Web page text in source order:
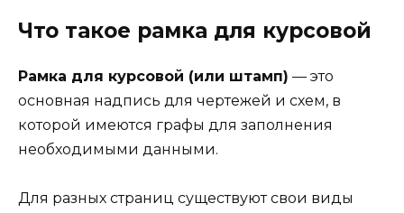
Что такое рамка для курсовой
Рамка для курсовой (или штамп) — это
основная надпись для чертежей и схем, в
которой имеются графы для заполнения
необходимыми данными.
Для разных страниц существуют свои виды